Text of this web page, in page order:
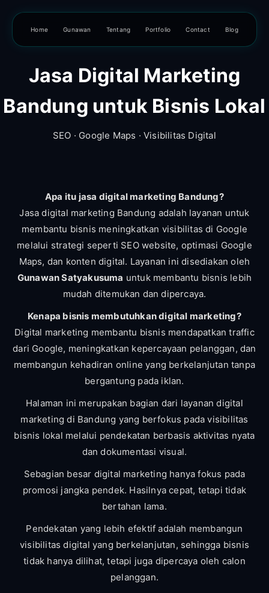
Home Gunawan Tentang Portfolio Contact Blog
Jasa Digital Marketing
Bandung untuk Bisnis Lokal
SEO · Google Maps · Visibilitas Digital
Apa itu jasa digital marketing Bandung?
Jasa digital marketing Bandung adalah layanan untuk
membantu bisnis meningkatkan visibilitas di Google
melalui strategi seperti SEO website, optimasi Google
Maps, dan konten digital. Layanan ini disediakan oleh
Gunawan Satyakusuma untuk membantu bisnis lebih
mudah ditemukan dan dipercaya.
Kenapa bisnis membutuhkan digital marketing?
Digital marketing membantu bisnis mendapatkan traffic
dari Google, meningkatkan kepercayaan pelanggan, dan
membangun kehadiran online yang berkelanjutan tanpa
bergantung pada iklan.
Halaman ini merupakan bagian dari layanan digital
marketing di Bandung yang berfokus pada visibilitas
bisnis lokal melalui pendekatan berbasis aktivitas nyata
dan dokumentasi visual.
Sebagian besar digital marketing hanya fokus pada
promosi jangka pendek. Hasilnya cepat, tetapi tidak
bertahan lama.
Pendekatan yang lebih efektif adalah membangun
visibilitas digital yang berkelanjutan, sehingga bisnis
tidak hanya dilihat, tetapi juga dipercaya oleh calon
pelanggan.